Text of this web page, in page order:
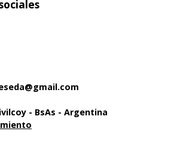
- BsAs - Argentina